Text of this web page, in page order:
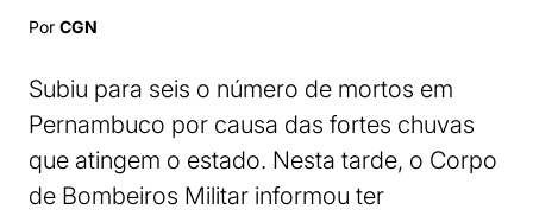
Por CGN
Subiu para seis o número de mortos em
Pernambuco por causa das fortes chuvas
que atingem o estado. Nesta tarde, o Corpo
de Bombeiros Militar informou ter